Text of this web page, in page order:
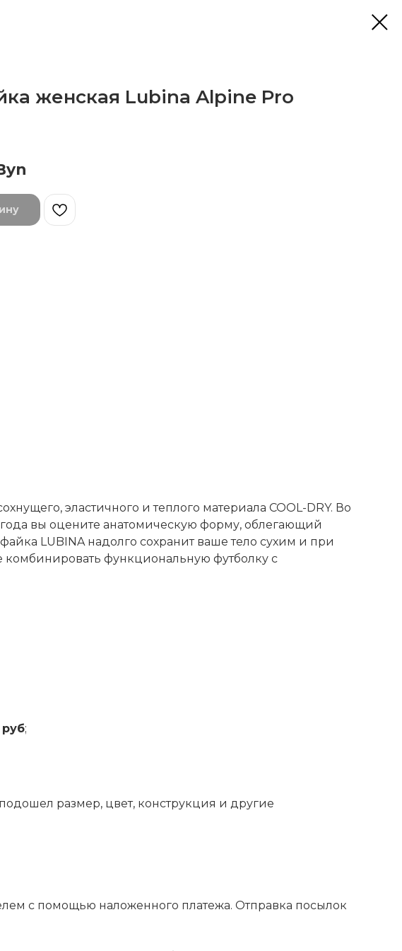
женская Lubina Alpine Pro
эластичного и теплого материала COOL-DRY. Во
вы оцените анатомическую форму, облегающий
LUBINA надолго сохранит ваше тело сухим и при
функциональную футболку с
руб;
размер, цвет, конструкция и другие
с помощью наложенного платежа. Отправка посылок